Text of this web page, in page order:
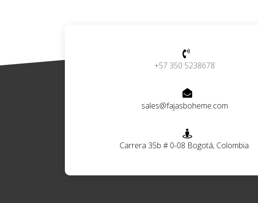

+57 350 5238678

sales@fajasboheme.com

Carrera 35b # 0-08 Bogotá, Colombia.